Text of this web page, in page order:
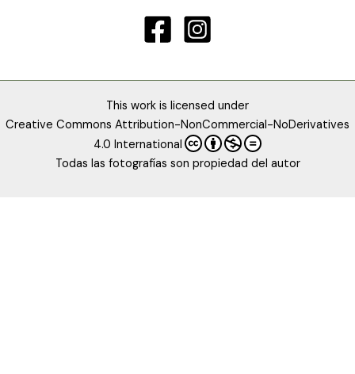
This work is licensed under
Creative Commons Attribution-NonCommercial-NoDerivatives
4.0 International
Todas las fotografías son propiedad del autor